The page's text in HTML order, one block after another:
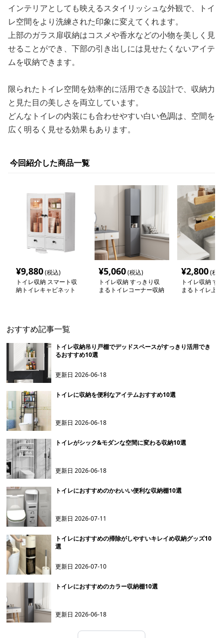
インテリアとしても映えるスタイリッシュな外観で、トイ
レ空間をより洗練された印象に変えてくれます。
上部のガラス扉収納はコスメや香水などの小物を美しく見
せることができ、下部の引き出しには見せたくないアイテ
ムを収納できます。
限られたトイレ空間を効率的に活用できる設計で、収納力
と見た目の美しさを両立しています。
どんなトイレの内装にも合わせやすい白い色調は、空間を
広く明るく見せる効果もあります。
今回紹介した商品一覧
¥9,880(税込)
トイレ収納 スマート収
納トイレキャビネット
¥5,060(税込)
トイレ収納 すっきり収
まるトイレコーナー収納
¥2,800(税
トイレ収納 す
まるトイレ上
おすすめ記事一覧
トイレ収納吊り戸棚でデッドスペースがすっきり活用でき
るおすすめ10選
更新日2026-06-18
トイレに収納を便利なアイテムおすすめ10選
更新日2026-06-18
トイレがシック&モダンな空間に変わる収納10選
更新日2026-06-18
トイレにおすすめのかわいい便利な収納棚10選
更新日2026-07-11
トイレにおすすめの掃除がしやすいキレイめ収納グッズ10
選
更新日2026-07-10
トイレにおすすめのカラー収納棚10選
更新日2026-06-18